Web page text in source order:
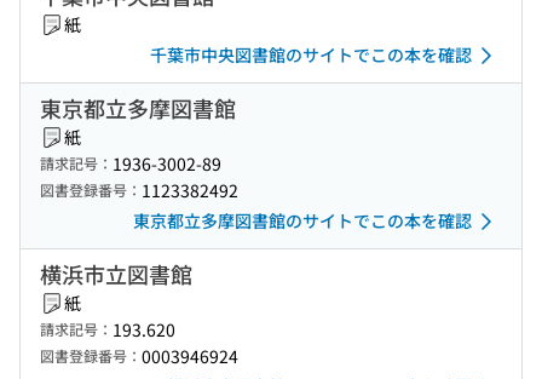
紙
千葉市中央図書館のサイトでこの本を確認
東京都立多摩図書館
紙
請求記号： 1936-3002-89
図書登録番号： 1123382492
東京都立多摩図書館のサイトでこの本を確認
横浜市立図書館
紙
請求記号： 193.620
図書登録番号： 0003946924